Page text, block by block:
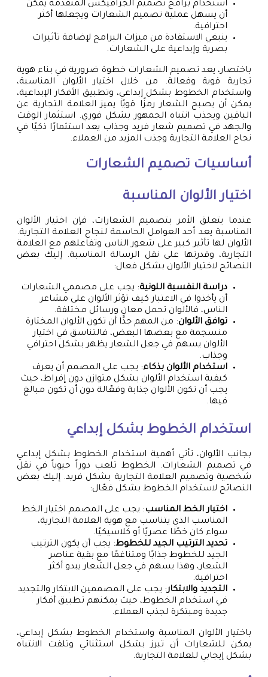
استخدام برامج تصميم الجرافيكس المتقدمة يمكن
أن يسهل عملية تصميم الشعارات ويجعلها أكثر
احترافية.
ينبغي الاستفادة من ميزات البرامج لإضافة تأثيرات
بصرية وإبداعية على الشعارات.
باختصار، يعد تصميم الشعارات خطوة ضرورية في بناء هوية
تجارية قوية وفعالة. من خلال اختيار الألوان المناسبة،
واستخدام الخطوط بشكل إبداعي، وتطبيق الأفكار الإبداعية،
يمكن أن يصبح الشعار رمزًا قويًا يميز العلامة التجارية عن
الباقين ويجذب انتباه الجمهور بشكل فوري. استثمار الوقت
والجهد في تصميم شعار فريد وجذاب يعد استثمارًا ذكيًا في
نجاح العلامة التجارية وجذب المزيد من العملاء.
أساسيات تصميم الشعارات
اختيار الألوان المناسبة
عندما يتعلق الأمر بتصميم الشعارات، فإن اختيار الألوان
المناسبة يعد أحد العوامل الحاسمة لنجاح العلامة التجارية.
الألوان لها تأثير كبير على شعور الناس وتفاعلهم مع العلامة
التجارية، وقدرتها على نقل الرسالة المناسبة. إليك بعض
النصائح لاختيار الألوان بشكل فعال:
دراسة النفسية اللونية: يجب على مصممي الشعارات
أن يأخذوا في الاعتبار كيف تؤثر الألوان على مشاعر
الناس، فالألوان تحمل معانٍ ورسائل مختلفة.
توافق الألوان: من المهم جدًا أن تكون الألوان المختارة
منسجمة مع بعضها البعض، فالتناسق في اختيار
الألوان يسهم في جعل الشعار يظهر بشكل احترافي
وجذاب.
استخدام الألوان بذكاء: يجب على المصمم أن يعرف
كيفية استخدام الألوان بشكل متوازن دون إفراط، حيث
يجب أن تكون الألوان جذابة وفعّالة دون أن تكون مبالغ
فيها.
استخدام الخطوط بشكل إبداعي
بجانب الألوان، تأتي أهمية استخدام الخطوط بشكل إبداعي
في تصميم الشعارات. الخطوط تلعب دوراً حيوياً في نقل
شخصية وتصميم العلامة التجارية بشكل فريد. إليك بعض
النصائح لاستخدام الخطوط بشكل فعّال:
اختيار الخط المناسب: يجب على المصمم اختيار الخط
المناسب الذي يتناسب مع هوية العلامة التجارية،
سواء كان خطًا عصريًا أو كلاسيكيًا.
تحديد الترتيب الجيد للخطوط: يجب أن يكون الترتيب
الجيد للخطوط جذابًا ومتناغمًا مع بقية عناصر
الشعار، وهذا يسهم في جعل الشعار يبدو أكثر
احترافية.
التجديد والابتكار: يجب على المصممين الابتكار والتجديد
في استخدام الخطوط، حيث يمكنهم تطبيق أفكار
جديدة ومبتكرة لجذب العملاء.
باختيار الألوان المناسبة واستخدام الخطوط بشكل إبداعي،
يمكن للشعارات أن تبرز بشكل استثنائي وتلفت الانتباه
بشكل إيجابي للعلامة التجارية.